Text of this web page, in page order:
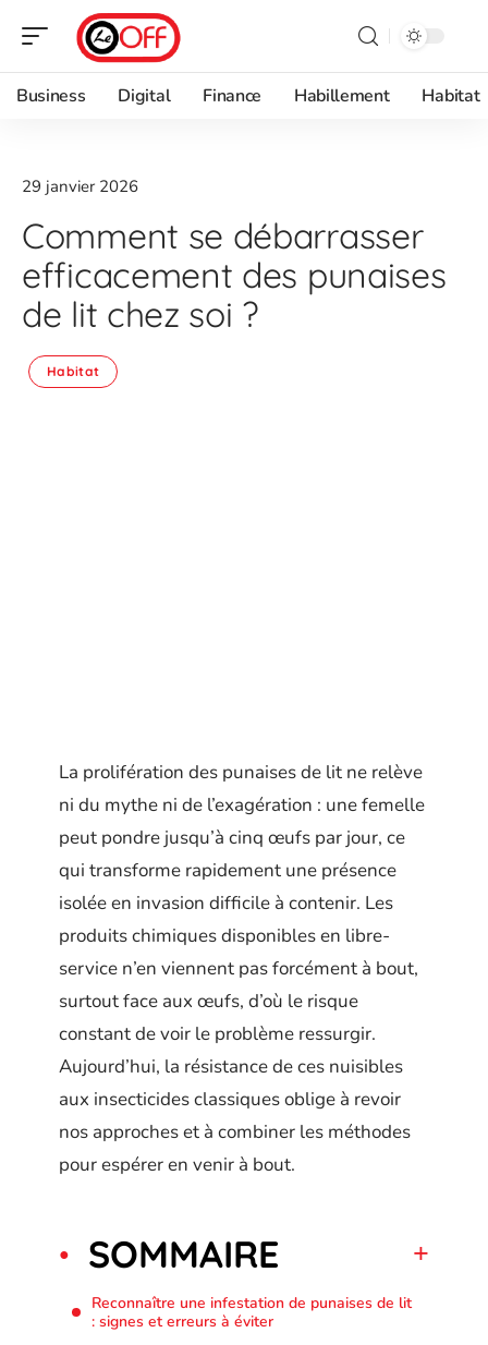
Business Digital Finance Habillement Habitat
29 janvier 2026
Comment se débarrasser
efficacement des punaises
de lit chez soi ?
Habitat
La prolifération des punaises de lit ne relève
ni du mythe ni de l’exagération : une femelle
peut pondre jusqu’à cinq œufs par jour, ce
qui transforme rapidement une présence
isolée en invasion difficile à contenir. Les
produits chimiques disponibles en libre-
service n’en viennent pas forcément à bout,
surtout face aux œufs, d’où le risque
constant de voir le problème ressurgir.
Aujourd’hui, la résistance de ces nuisibles
aux insecticides classiques oblige à revoir
nos approches et à combiner les méthodes
pour espérer en venir à bout.
SOMMAIRE
Reconnaître une infestation de punaises de lit
: signes et erreurs à éviter